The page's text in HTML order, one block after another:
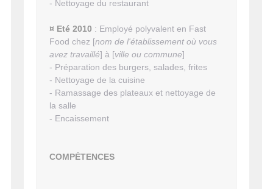
- Nettoyage du restaurant
¤ Eté 2010 : Employé polyvalent en Fast
Food chez [nom de l'établissement où vous
avez travaillé] à [ville ou commune]
- Préparation des burgers, salades, frites
- Nettoyage de la cuisine
- Ramassage des plateaux et nettoyage de
la salle
- Encaissement
COMPÉTENCES